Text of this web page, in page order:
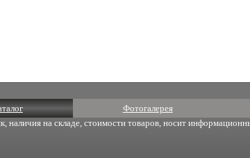
Фотогалерея
наличия на складе, стоимости товаров, носит